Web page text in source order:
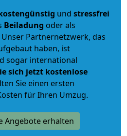
und stressfrei
Beiladung oder als
Unser Partnernetzwerk, das
haben, ist
sogar international
sich jetzt kostenlose
Sie einen ersten
für Ihren Umzug.
Angebote erhalten